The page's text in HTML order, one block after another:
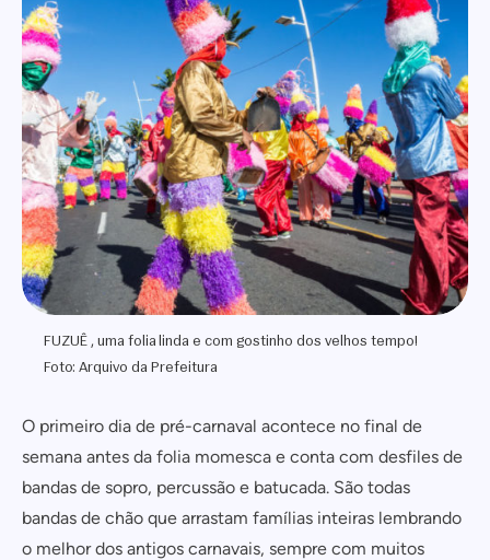
FUZUÊ , uma folia linda e com gostinho dos velhos tempo!
Foto: Arquivo da Prefeitura
O primeiro dia de pré-carnaval acontece no final de
semana antes da folia momesca e conta com desfiles de
bandas de sopro, percussão e batucada. São todas
bandas de chão que arrastam famílias inteiras lembrando
o melhor dos antigos carnavais, sempre com muitos